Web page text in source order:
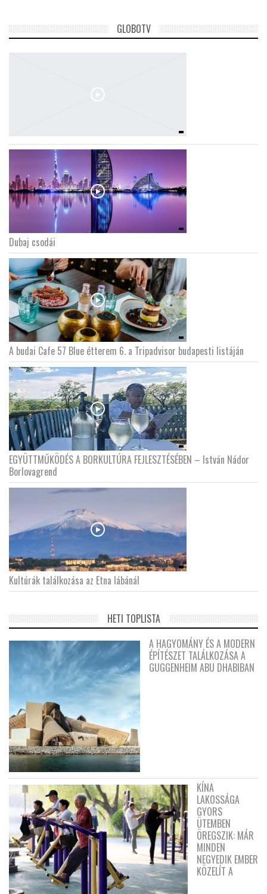
GLOBOTV
Dubaj csodái
A budai Cafe 57 Blue étterem 6. a Tripadvisor budapesti listáján
EGYÜTTMŰKÖDÉS A BORKULTÚRA FEJLESZTÉSÉBEN – István Nádor
Borlovagrend
Kultúrák találkozása az Etna lábánál
HETI TOPLISTA
A HAGYOMÁNY ÉS A MODERN
ÉPÍTÉSZET TALÁLKOZÁSA A
GUGGENHEIM ABU DHABIBAN
KÍNA
LAKOSSÁGA
GYORS
ÜTEMBEN
ÖREGSZIK: MÁR
MINDEN
NEGYEDIK EMBER
KÖZELÍT A